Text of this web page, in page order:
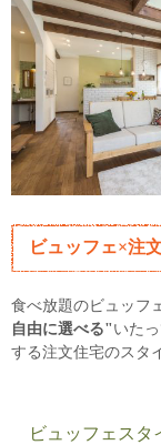
ビュッフェ×注
食べ放題のビュッフ
自由に選べる"いた
する注文住宅のスタ
ビュッフェスタ